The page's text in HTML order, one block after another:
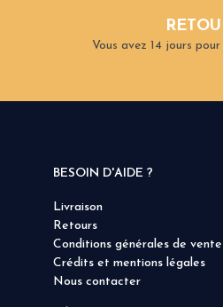
Vous avez 14 jours pour
BESOIN D'AIDE ?
Livraison
Retours
Conditions générales de vente
Crédits et mentions légales
Nous contacter